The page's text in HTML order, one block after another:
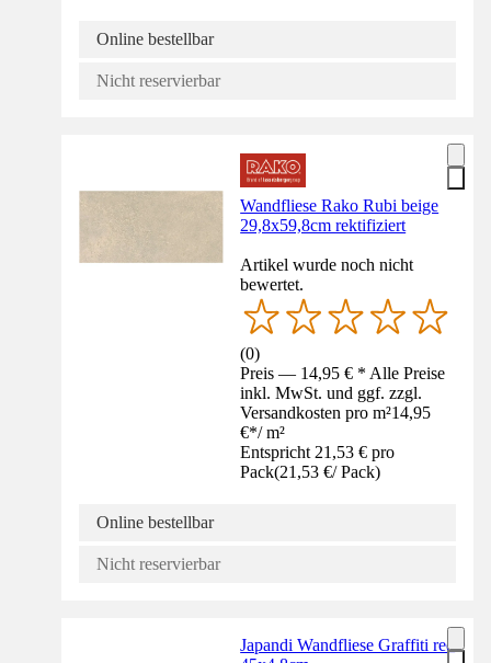
Online bestellbar
Nicht reservierbar
Wandfliese Rako Rubi beige
29,8x59,8cm rektifiziert
Artikel wurde noch nicht
bewertet.
(0)
Preis — 14,95 € * Alle Preise
inkl. MwSt. und ggf. zzgl.
Versandkosten pro m²14,95
€*/ m²
Entspricht 21,53 € pro
Pack(21,53 €/ Pack)
Online bestellbar
Nicht reservierbar
Japandi Wandfliese Graffiti red